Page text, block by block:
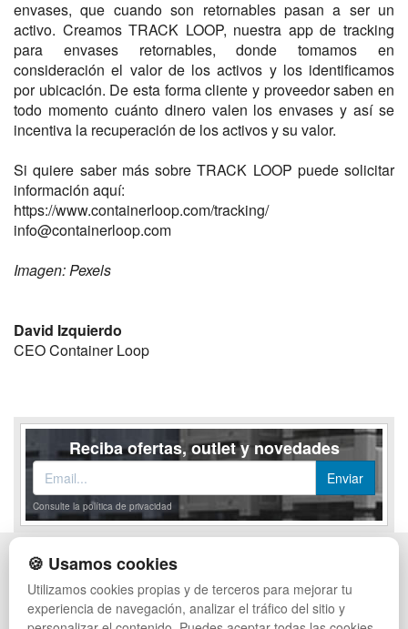
envases, que cuando son retornables pasan a ser un
activo. Creamos TRACK LOOP, nuestra app de tracking
para envases retornables, donde tomamos en
consideración el valor de los activos y los identificamos
por ubicación. De esta forma cliente y proveedor saben en
todo momento cuánto dinero valen los envases y así se
incentiva la recuperación de los activos y su valor.
Si quiere saber más sobre TRACK LOOP puede solicitar
información aquí:
https://www.containerloop.com/tracking/
info@containerloop.com
Imagen: Pexels
David Izquierdo
CEO Container Loop
Reciba ofertas, outlet y novedades
Consulte la política de privacidad
POLÍTICA DE PRIVACIDAD
CONDICIONES DE USO
CAMBIOS Y DEVOLUCIONES
CONTACTO
MANUTENCIÓN
GESTIÓN DE RESIDUOS
🍪 Usamos cookies
Utilizamos cookies propias y de terceros para mejorar tu
experiencia de navegación, analizar el tráfico del sitio y